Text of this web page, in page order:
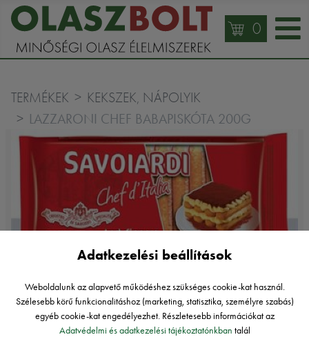
0
TERMÉKEK KEKSZEK, NÁPOLYIK
LAZZARONI CHEF BABAPISKÓTA 200G
LAZZARONI CHEF BABAPISKÓTA
200G
Adatkezelési beállítások
Weboldalunk az alapvető működéshez szükséges cookie-kat használ.
Szélesebb körű funkcionalitáshoz (marketing, statisztika, személyre szabás)
egyéb cookie-kat engedélyezhet. Részletesebb információkat az
Adatvédelmi és adatkezelési tájékoztatónkban talál